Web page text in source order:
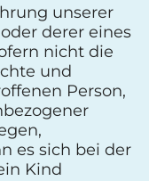
unserer
derer eines
nicht die
und
Person,
es sich bei der
Kind